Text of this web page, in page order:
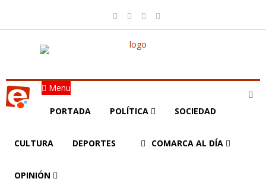
Menu
PORTADA POLÍTICA SOCIEDAD
CULTURA DEPORTES COMARCA AL DÍA
OPINIÓN